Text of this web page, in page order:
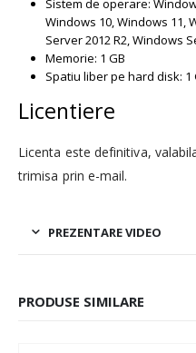
Sistem de operare:
Windows 10, Windows 11,
Server 2012 R2, Windows
Memorie: 1 GB
Spatiu liber pe hard disk: 1
Licentiere
Licenta este definitiva,
trimisa prin e-mail.
PREZENTARE VIDEO
PRODUSE SIMILARE